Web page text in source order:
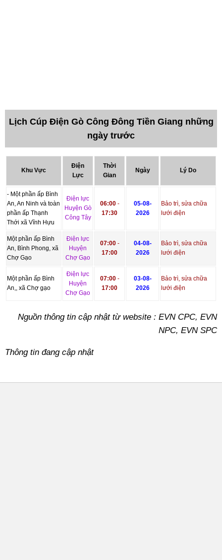
Lịch Cúp Điện Gò Công Đông Tiền Giang những
ngày trước
Khu Vực
Điện
Lực
Thời
Gian
Ngày Lý Do
- Một phần ấp Bình
An, An Ninh và toàn
phần ấp Thạnh
Thới xã Vĩnh Hựu
Điện lực
Huyện Gò
Công Tây
06:00-
17:30
05-08-
2026
Bảo trì, sửa chữa
lưới điện
Một phần ấp Bình
An, Bình Phong, xã
Chợ Gạo
Điện lực
Huyện
Chợ Gạo
07:00-
17:00
04-08-
2026
Bảo trì, sửa chữa
lưới điện
Một phần ấp Bình
An,, xã Chợ gạo
Điện lực
Huyện
Chợ Gạo
07:00-
17:00
03-08-
2026
Bảo trì, sửa chữa
lưới điện
Nguồn thông tin cập nhật từ website : EVN CPC, EVN
NPC, EVN SPC
Thông tin đang cập nhật